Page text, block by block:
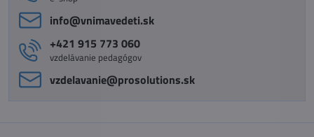
info​@vnimavedeti​.sk
+421 915 773 060
vzdelávanie pedagógov
vzdelavanie​@prosolutions​.sk